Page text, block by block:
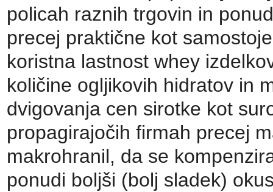
policah raznih trgovin in
precej praktične kot
koristna lastnost whey
količine ogljikovih hidratov in
dvigovanja cen sirotke kot
propagirajočih firmah precej
makrohranil, da se
ponudi boljši (bolj sladek)